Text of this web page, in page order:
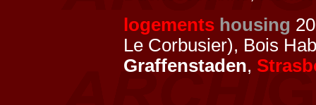
logements housing
Le Corbusier), Bois
Graffenstaden,